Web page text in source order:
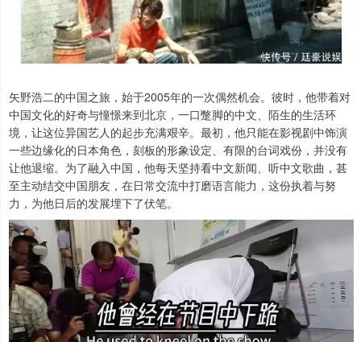
矢野浩二的中国之旅，始于2005年的一次偶然机会。彼时，他带着对
中国文化的好奇与憧憬来到北京，一口蹩脚的中文、陌生的生活环
境，让这位异国艺人的起步充满艰辛。最初，他只能在影视剧中饰演
一些边缘化的日本角色，刻板的形象设定、有限的台词戏份，并没有
让他退缩。为了融入中国，他每天坚持看中文新闻、听中文歌曲，甚
至主动结交中国朋友，在日常交流中打磨语言能力，这份执着与努
力，为他日后的发展埋下了伏笔。